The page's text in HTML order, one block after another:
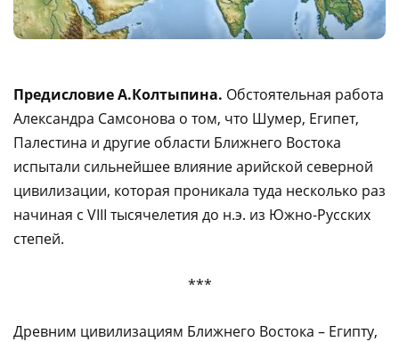
Предисловие А.Колтыпина. Обстоятельная работа
Александра Самсонова о том, что Шумер, Египет,
Палестина и другие области Ближнего Востока
испытали сильнейшее влияние арийской северной
цивилизации, которая проникала туда несколько раз
начиная с VIII тысячелетия до н.э. из Южно-Русских
степей.
***
Древним цивилизациям Ближнего Востока – Египту,